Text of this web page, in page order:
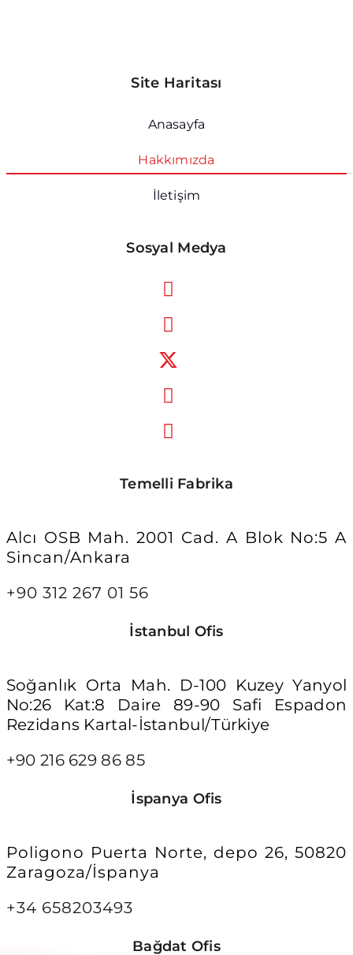
Site Haritası
Anasayfa
Hakkımızda
İletişim
Sosyal Medya
Temelli Fabrika
Alcı OSB Mah. 2001 Cad. A Blok No:5 A
Sincan/Ankara
+90 312 267 01 56
İstanbul Ofis
Soğanlık Orta Mah. D-100 Kuzey Yanyol
No:26 Kat:8 Daire 89-90 Safi Espadon
Rezidans Kartal-İstanbul/Türkiye
+90 216 629 86 85
İspanya Ofis
Poligono Puerta Norte, depo 26, 50820
Zaragoza/İspanya
+34 658203493
Bağdat Ofis